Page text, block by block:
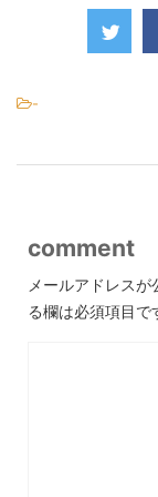
-
comment
メールアドレスが
る欄は必須項目で